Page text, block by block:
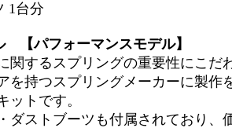
1台分
【パフォーマンスモデル】
関するスプリングの重要性にこだ
を持つスプリングメーカーに製
ットです。
ダストブーツも付属されており